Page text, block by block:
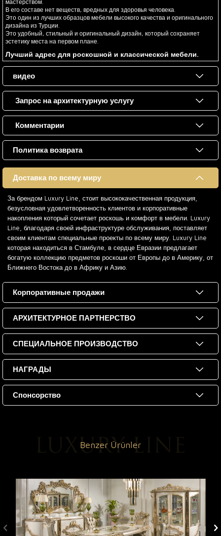
мастерством.
В его составе нет веществ, вредных для здоровья человека.
Это один из лучших образцов мебели высокого качества и оригинального
дизайна из Турции.
Это удобный, стильный и оригинальный дизайн, который сохраняет
эстетику места на первом плане.
Лучший адрес для роскошной и классической мебели.
видео
Запрос на архитектурную услугу
Комментарии
Политика возврата
Доставка по всему миру
За брендом Luxury Line, стоит высококачественная продукция,
безусловная удовлетворенность клиентов и корпоративные
накопления который сочетает роскошь и комфорт в мебели. Luxury
Line, благодаря своей инфраструктуре обслуживания, поставляет
своим клиентам специальные проекты по всему миру. Luxury Line
которая находиться в Стамбуле, в сердце Евразии предлагает
богатую коллекцию предметов роскоши от Европы до в Америку, от
Ближнего Востока до в Африку и Азию.
Корпоративные продажи
АРХИТЕКТУРНОЕ ПАРТНЕРСТВО
СПЕЦИАЛЬНОЕ ПРОИЗВОДСТВО
НАГРАДЫ
Спонсорство
Benzer Ürünler